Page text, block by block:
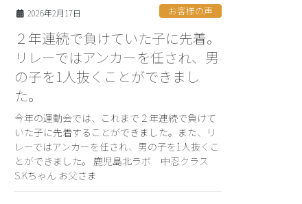
2026年2月17日 お客様の声
２年連続で負けていた子に先着。
リレーではアンカーを任され、男
の子を1人抜くことができまし
た。
今年の運動会では、これまで２年連続で負けて
いた子に先着することができました。また、リ
レーではアンカーを任され、男の子を1人抜くこ
とができました。 鹿児島北ラボ 中忍クラス
S.Kちゃん お父さま